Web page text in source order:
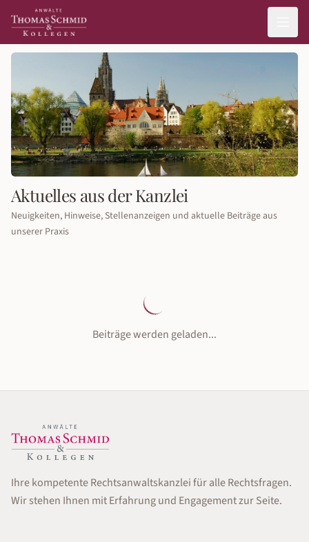
Aktuelles aus der Kanzlei
Neuigkeiten, Hinweise, Stellenanzeigen und aktuelle Beiträge aus
unserer Praxis
Beiträge werden geladen...
Ihre kompetente Rechtsanwaltskanzlei für alle Rechtsfragen.
Wir stehen Ihnen mit Erfahrung und Engagement zur Seite.